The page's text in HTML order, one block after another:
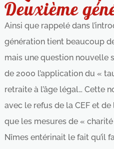
Deuxième
Ainsi que rappelé dans
génération tient beaucoup
mais une question nouvelle
de 2000 l’application du «
retraite à l’âge légal… Cette
avec le refus de la CEF et
que les mesures de « charité
Nîmes entérinait le fait qu’il